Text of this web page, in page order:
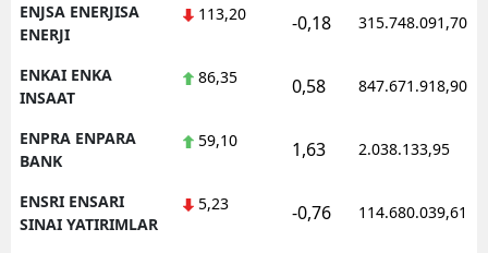
ENJSA ENERJISA
ENERJI
113,20 -0,18 315.748.091,70
ENKAI ENKA
INSAAT
86,35 0,58 847.671.918,90
ENPRA ENPARA
BANK
59,10 1,63 2.038.133,95
ENSRI ENSARI
SINAI YATIRIMLAR
5,23 -0,76 114.680.039,61